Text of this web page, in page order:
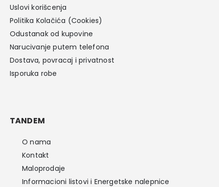
Uslovi korišcenja
Politika Kolačića (Cookies)
Odustanak od kupovine
Narucivanje putem telefona
Dostava, povracaj i privatnost
Isporuka robe
TANDEM
O nama
Kontakt
Maloprodaje
Informacioni listovi i Energetske nalepnice